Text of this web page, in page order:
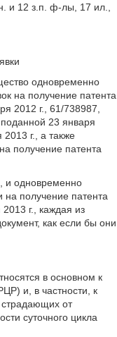
и 12 з.п. ф-лы, 17 ил.,
одновременно
на получение патента
2012 г., 61/738987,
23 января
г., а также
получение патента
и одновременно
получение патента
г., каждая из
как если бы они
в основном к
и, в частности, к
страдающих от
суточного цикла